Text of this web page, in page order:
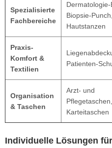
Spezialisierte
Fachbereiche
Dermatologie-
Biopsie-Punch,
Hautstanzen
Praxis-
Komfort &
Textilien
Patienten-
Organisation
& Taschen
Arzt- und
Pflegetaschen,
Karteitaschen
Individuelle Lösungen